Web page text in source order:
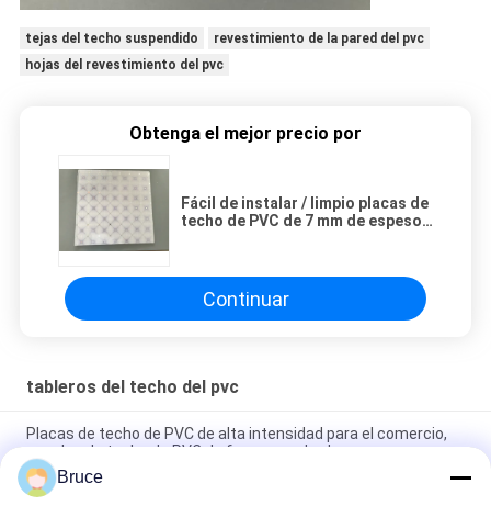
tejas del techo suspendido
revestimiento de la pared del pvc
hojas del revestimiento del pvc
Obtenga el mejor precio por
Fácil de instalar / limpio placas de
techo de PVC de 7 mm de espesor
Continuar
tableros del techo del pvc
Placas de techo de PVC de alta intensidad para el comercio,
paneles de techo de PVC de forma cuadrada
Panel de techo de PVC de plástico, paneles de techo de
Bruce